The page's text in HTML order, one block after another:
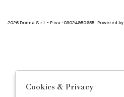
2026 Donna S.r.l. - P.iva : 03024950655 Powered by
Cookies & Privacy